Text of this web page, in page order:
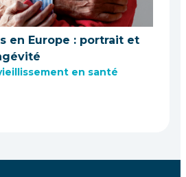
en Europe : portrait et
en santé